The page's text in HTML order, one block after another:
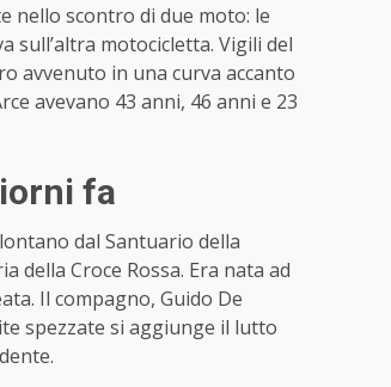
nello scontro di due moto: le
sull’altra motocicletta. Vigili del
avvenuto in una curva accanto
avevano 43 anni, 46 anni e 23
fa
dal Santuario della
della Croce Rossa. Era nata ad
Il compagno, Guido De
spezzate si aggiunge il lutto